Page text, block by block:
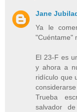
Jane
Ya le
"Cuéntame"
El 23-F es
y ahora a
ridículo que
Trueba
salvador